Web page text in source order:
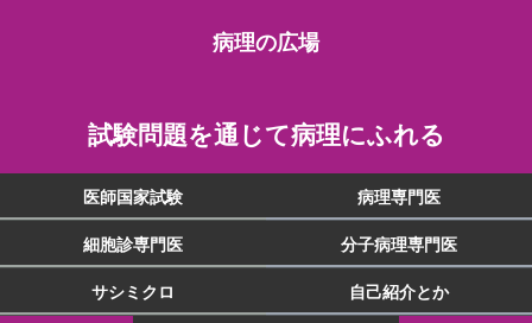
病理の広場
試験問題を通じて病理にふれる
医師国家試験 病理専門医
細胞診専門医 分子病理専門医
サシミクロ 自己紹介とか